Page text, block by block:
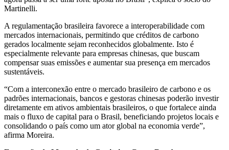
Martinelli.
A regulamentação brasileira favorece a interoperabilidade com
mercados internacionais, permitindo que créditos de carbono
gerados localmente sejam reconhecidos globalmente. Isto é
especialmente relevante para empresas chinesas, que buscam
compensar suas emissões e aumentar sua presença em mercados
sustentáveis.
“Com a interconexão entre o mercado brasileiro de carbono e os
padrões internacionais, bancos e gestoras chinesas poderão investir
diretamente em ativos ambientais brasileiros, o que fortalece ainda
mais o fluxo de capital para o Brasil, beneficiando projetos locais e
consolidando o país como um ator global na economia verde”,
afirma Moreira.